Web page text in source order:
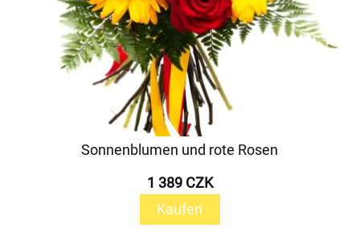
Sonnenblumen und rote Rosen
1 389 CZK
Kaufen